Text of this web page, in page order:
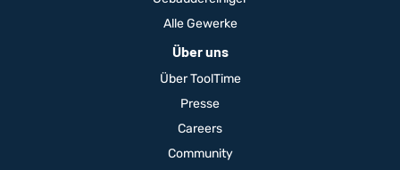
Alle Gewerke
Über uns
Über ToolTime
Presse
Careers
Community